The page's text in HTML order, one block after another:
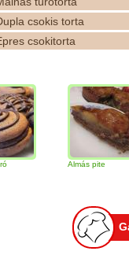
csokis torta
csokitorta
Almás pite